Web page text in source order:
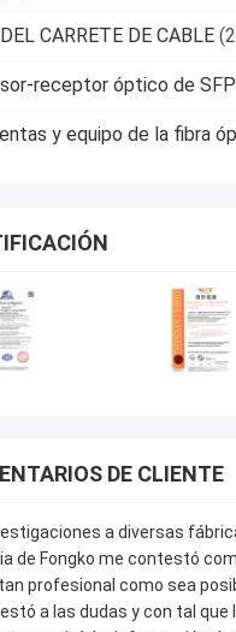
CARRETE DE CABLE
receptor óptico de SFP
y equipo de la fibra
DE CLIENTE
a diversas
de Fongko me contestó
profesional como sea
a las dudas y con tal que